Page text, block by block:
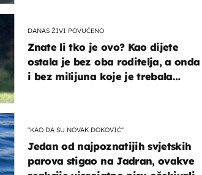
DANAS ŽIVI POVUČENO
Znate li tko je ovo? Kao dijete
ostala je bez oba roditelja, a onda
i bez milijuna koje je trebala
"KAO DA SU NOVAK ĐOKOVIĆ"
Jedan od najpoznatijih svjetskih
parova stigao na Jadran, ovakve